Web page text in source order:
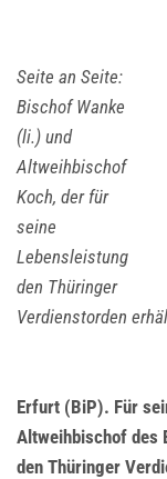
Seite an Seite:
Bischof Wanke
(li.) und
Altweihbischof
Koch, der für
seine
Lebensleistung
den Thüringer
Verdienstorden
Erfurt (BiP). Für
Altweihbischof des
den Thüringer